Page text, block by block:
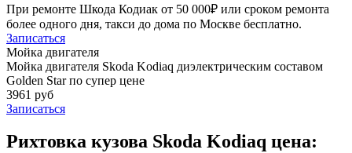
При ремонте Шкода Кодиак от 50 000₽ или сроком ремонта
более одного дня, такси до дома по Москве бесплатно.
Записаться
Мойка двигателя
Мойка двигателя Skoda Kodiaq диэлектрическим составом
Golden Star по супер цене
3961 руб
Записаться
Рихтовка кузова Skoda Kodiaq цена: